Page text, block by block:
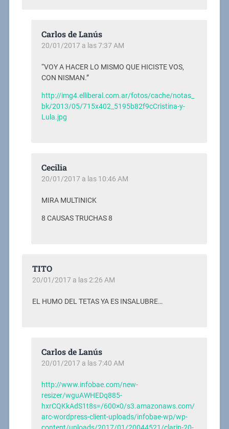
Carlos de Lanús
20/01/2017 a las 7:37 AM
“VOY A HACER LO MISMO QUE HICISTE VOS,
CON NISMAN.”
http://img4.elliberal.com.ar/fotos/cache/notas_
bk/2013/05/715x402_5195b82f9cCristina-y-
Lula.jpg
Cecilia
20/01/2017 a las 10:46 AM
MIRA MULTINICK
8 CAUSAS TRUCHAS 8
TITO
20/01/2017 a las 2:26 AM
EL HUMO DEL TETAS YA ES INSALUBRE…
Carlos de Lanús
20/01/2017 a las 7:40 AM
http://www.infobae.com/new-
resizer/wguAWHEDq885-
hxrCQKkAdS1t8s=/600×0/s3.amazonaws.com/
arc-wordpress-client-uploads/infobae-wp/wp-